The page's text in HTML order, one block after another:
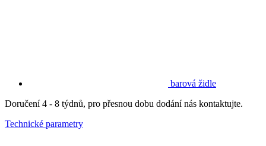
barová židle
Doručení 4 - 8 týdnů, pro přesnou dobu dodání nás kontaktujte.
Technické parametry